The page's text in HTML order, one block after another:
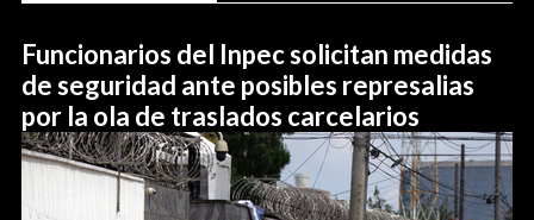
Funcionarios del Inpec solicitan medidas
de seguridad ante posibles represalias
por la ola de traslados carcelarios